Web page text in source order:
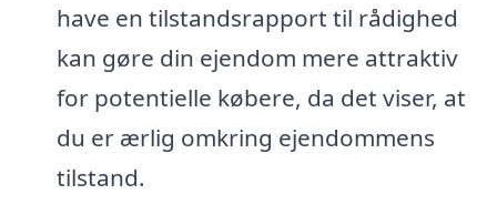
have en tilstandsrapport til rådighed
kan gøre din ejendom mere attraktiv
for potentielle købere, da det viser, at
du er ærlig omkring ejendommens
tilstand.